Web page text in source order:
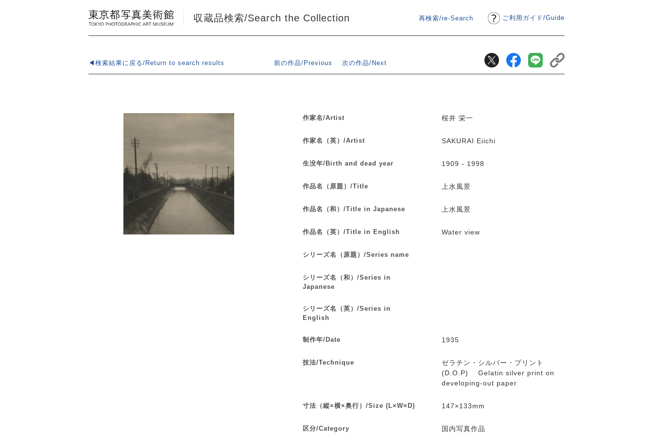
ご利用ガイド/Guide
収蔵品検索/Search the Collection 再検索/re-Search
◀検索結果に戻る/Return to search results 前の作品/Previous 次の作品/Next
作家名/Artist 桜井 栄一
作家名（英）/Artist SAKURAI Eiichi
生没年/Birth and dead year 1909 - 1998
作品名（原題）/Title 上水風景
作品名（和）/Title in Japanese 上水風景
作品名（英）/Title in English Water view
シリーズ名（原題）/Series name
シリーズ名（和）/Series in
Japanese
シリーズ名（英）/Series in
English
制作年/Date 1935
技法/Technique
ゼラチン・シルバー・プリント
(D.O.P) Gelatin silver print on
developing-out paper
寸法（縦×横×奥行）/Size (L×W×D) 147×133mm
区分/Category 国内写真作品